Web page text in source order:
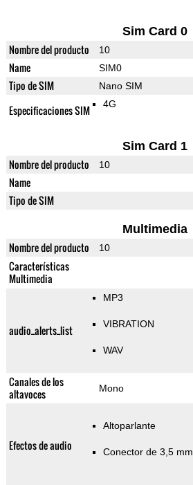
Sim Card 0
Nombre del producto 10
Name SIM0
Tipo de SIM Nano SIM
Especificaciones SIM 4G
Sim Card 1
Nombre del producto 10
Name
Tipo de SIM
Multimedia
Nombre del producto 10
Características
Multimedia
audio_alerts_list
MP3
VIBRATION
WAV
Canales de los
altavoces
Mono
Efectos de audio
Altoparlante
Conector de 3,5 mm